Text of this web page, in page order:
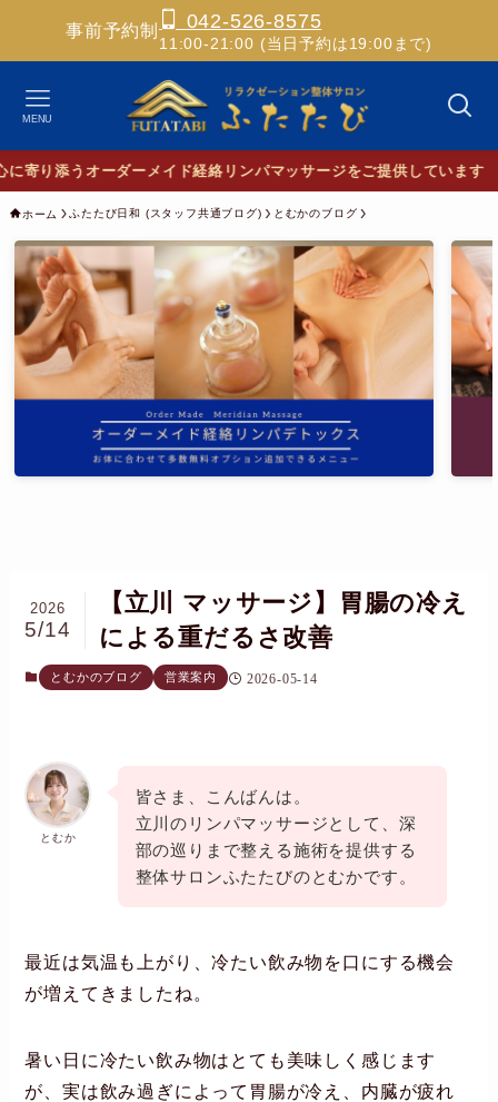
事前予約制 042-526-8575
11:00-21:00 (当日予約は19:00まで)
MENU
✨
ホーム ふたたび日和 (スタッフ共通ブログ) とむかのブログ
【立川 マッサージ】胃腸の冷え
による重だるさ改善
2026
5/14
とむかのブログ 営業案内 2026-05-14
とむか
皆さま、こんばんは。
立川のリンパマッサージとして、深
部の巡りまで整える施術を提供する
整体サロンふたたびのとむかです。
最近は気温も上がり、冷たい飲み物を口にする機会
が増えてきましたね。
暑い日に冷たい飲み物はとても美味しく感じます
が、実は飲み過ぎによって胃腸が冷え、内臓が疲れ